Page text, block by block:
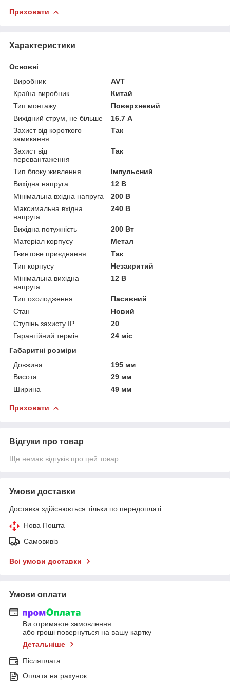
Приховати
Характеристики
Основні
Виробник
AVT
Країна виробник
Китай
Тип монтажу
Поверхневий
Вихідний струм, не більше
16.7 А
Захист від короткого
замикання
Так
Захист від
перевантаження
Так
Тип блоку живлення
Імпульсний
Вихідна напруга
12 В
Мінімальна вхідна напруга
200 В
Максимальна вхідна
напруга
240 В
Вихідна потужність
200 Вт
Матеріал корпусу
Метал
Гвинтове приєднання
Так
Тип корпусу
Незакритий
Мінімальна вихідна
напруга
12 В
Тип охолодження
Пасивний
Стан
Новий
Ступінь захисту IP
20
Гарантійний термін
24 міс
Габаритні розміри
Довжина
195 мм
Висота
29 мм
Ширина
49 мм
Приховати
Відгуки про товар
Ще немає відгуків про цей товар
Умови доставки
Доставка здійснюється тільки по передоплаті.
Нова Пошта
Самовивіз
Всі умови доставки
Умови оплати
Ви отримаєте замовлення
або гроші повернуться на вашу картку
Детальніше
Післяплата
Оплата на рахунок